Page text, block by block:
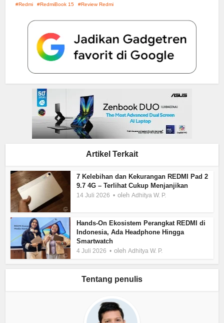
Redmi RedmiBook 15 Review Redmi
Artikel Terkait
7 Kelebihan dan Kekurangan REDMI Pad 2
9.7 4G – Terlihat Cukup Menjanjikan
14 Juli 2026 olehAdhitya W. P.
Hands-On Ekosistem Perangkat REDMI di
Indonesia, Ada Headphone Hingga
Smartwatch
4 Juli 2026 olehAdhitya W. P.
Tentang penulis